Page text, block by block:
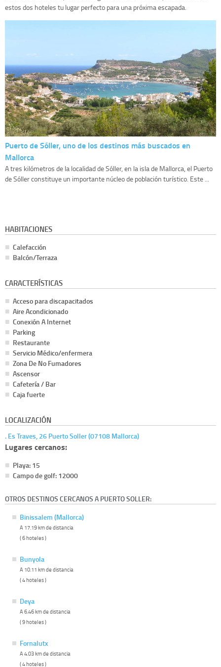
estos dos hoteles tu lugar perfecto para una próxima escapada.
Puerto de Sóller, uno de los destinos más buscados en
Mallorca
A tres kilómetros de la localidad de Sóller, en la isla de Mallorca, el Puerto
de Sóller constituye un importante núcleo de población turístico. Este ...
HABITACIONES
Calefacción
Balcón/Terraza
CARACTERÍSTICAS
Acceso para discapacitados
Aire Acondicionado
Conexión A Internet
Parking
Restaurante
Servicio Médico/enfermera
Zona De No Fumadores
Ascensor
Cafetería / Bar
Caja fuerte
LOCALIZACIÓN
. Es Traves, 26 Puerto Soller (07108 Mallorca)
Lugares cercanos:
Playa: 15
Campo de golf: 12000
OTROS DESTINOS CERCANOS A PUERTO SOLLER:
Binissalem (Mallorca)
A 17.19 km de distancia
( 6 hoteles )
Bunyola
A 10.11 km de distancia
( 4 hoteles )
Deya
A 6.46 km de distancia
( 9 hoteles )
Fornalutx
A 4.03 km de distancia
( 4 hoteles )